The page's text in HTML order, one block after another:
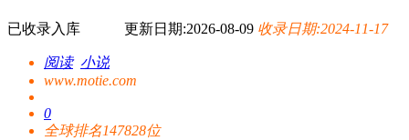
已收录入库 更新日期:2026-08-09 收录日期:2024-11-17
阅读 小说
www.motie.com
0
全球排名147828位